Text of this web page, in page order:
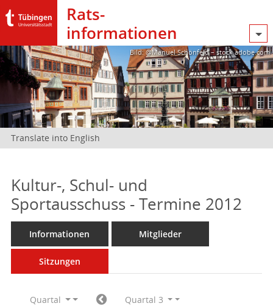
Rats­
informationen
Bild: @Manuel Schönfeld – stock.adobe.com
Translate into English
Kultur-, Schul- und
Sportausschuss - Termine 2012
Informationen Mitglieder
Sitzungen
Quartal
Quartal 3